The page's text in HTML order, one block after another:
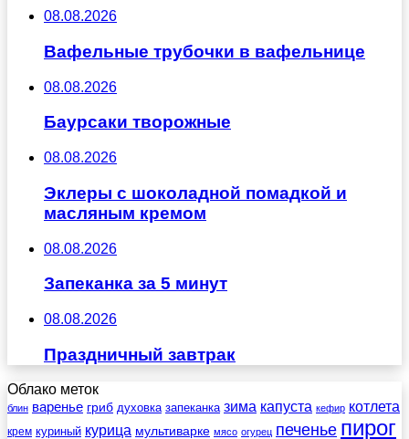
08.08.2026
Вафельные трубочки в вафельнице
08.08.2026
Баурсаки творожные
08.08.2026
Эклеры с шоколадной помадкой и
масляным кремом
08.08.2026
Запеканка за 5 минут
08.08.2026
Праздничный завтрак
Облако меток
блин варенье гриб духовка запеканка зима капуста кефир котлета
крем куриный курица мультиварке мясо огурец печенье пирог